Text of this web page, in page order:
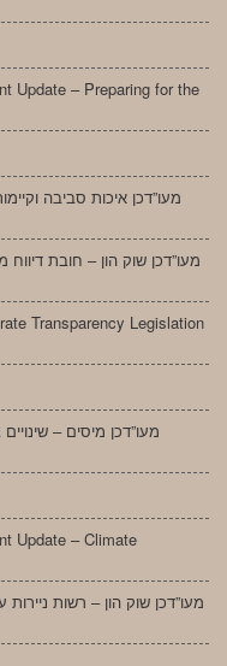
Update – Preparing for the
מעו”דכן איכות סביבה
מעו”דכן שוק הון – חובת
Transparency Legislation
מעו”דכן מיסים –
Update – Climate
מעו”דכן שוק הון – רשות